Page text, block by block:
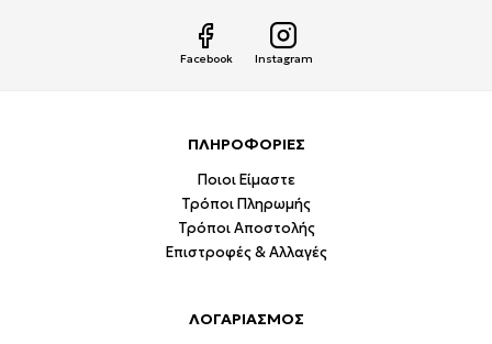
Facebook Instagram
ΠΛΗΡΟΦΟΡΙΕΣ
Ποιοι Είμαστε
Τρόποι Πληρωμής
Τρόποι Αποστολής
Επιστροφές & Αλλαγές
ΛΟΓΑΡΙΑΣΜΟΣ